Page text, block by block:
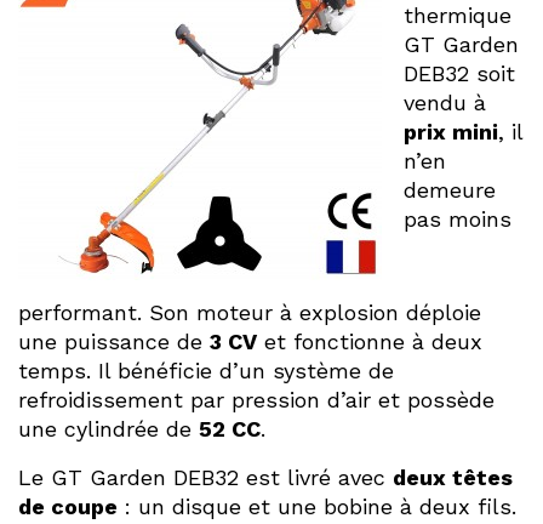
thermique
GT Garden
DEB32 soit
vendu à
prix mini, il
n’en
demeure
pas moins
performant. Son moteur à explosion déploie
une puissance de 3 CV et fonctionne à deux
temps. Il bénéficie d’un système de
refroidissement par pression d’air et possède
une cylindrée de 52 CC.
Le GT Garden DEB32 est livré avec deux têtes
de coupe : un disque et une bobine à deux fils.